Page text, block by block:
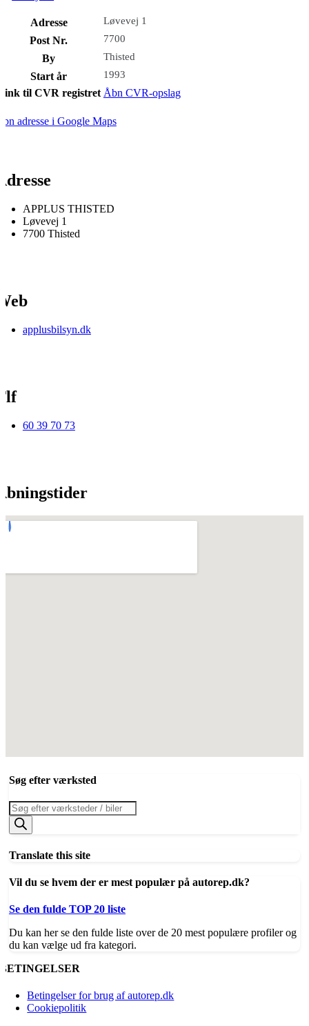
Adresse Løvevej 1
Post Nr. 7700
By Thisted
Start år 1993
til CVR registret Åbn CVR-opslag
adresse i Google Maps
APPLUS THISTED
Løvevej 1
7700 Thisted
applusbilsyn.dk
60 39 70 73
Søg efter værksted
Products
search
Translate this site
Vil du se hvem der er mest populær på autorep.dk?
Se den fulde TOP 20 liste
Du kan her se den fulde liste over de 20 mest populære profiler og
du kan vælge ud fra kategori.
BETINGELSER
Betingelser for brug af autorep.dk
Cookiepolitik